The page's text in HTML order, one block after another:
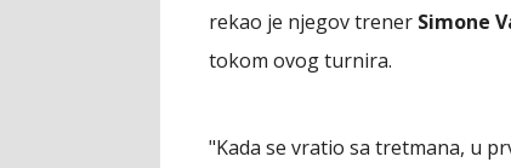
rekao je njegov trener Simone
tokom ovog turnira.
"Kada se vratio sa tretmana, u